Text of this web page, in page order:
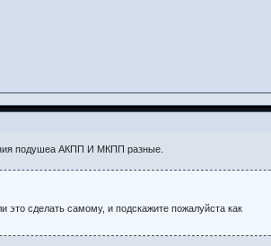
подушеа АКПП И МКПП разные.
сделать самому, и подскажите пожалуйста как